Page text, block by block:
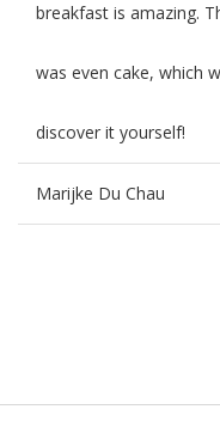
breakfast is amazing.
was even cake, which
discover it yourself!
Marijke Du Chau